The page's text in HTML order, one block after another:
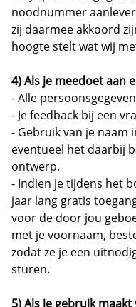
noodnummer
zij daarmee akkoord
hoogte stelt wat wij
4) Als je meedoet aan
- Alle
- Je feedback bij een
- Gebruik van je naam
eventueel het daarbij
ontwerp.
- Indien je tijdens het
jaar lang gratis
voor de door jou
met je voornaam,
zodat ze je een
sturen.
5) Als je gebruik